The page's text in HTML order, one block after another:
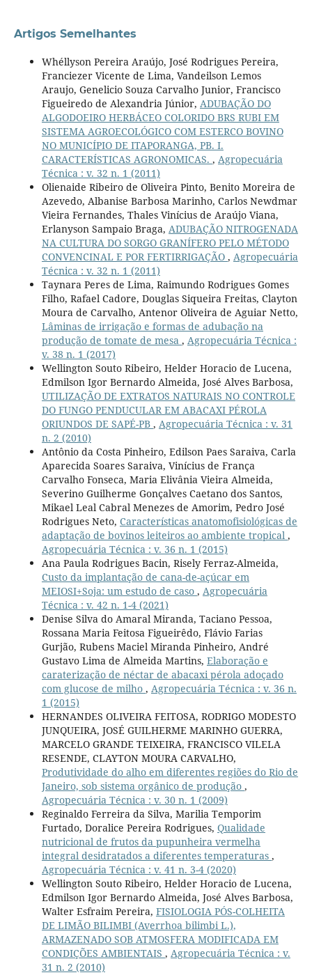
Artigos Semelhantes
Whéllyson Pereira Araújo, José Rodrigues Pereira,
Franciezer Vicente de Lima, Vandeilson Lemos
Araujo, Genelicio Souza Carvalho Junior, Francisco
Figueiredo de Alexandria Júnior, ADUBAÇÃO DO
ALGODOEIRO HERBÁCEO COLORIDO BRS RUBI EM
SISTEMA AGROECOLÓGICO COM ESTERCO BOVINO
NO MUNICÍPIO DE ITAPORANGA, PB. I.
CARACTERÍSTICAS AGRONOMICAS. , Agropecuária
Técnica : v. 32 n. 1 (2011)
Olienaide Ribeiro de Oliveira Pinto, Benito Moreira de
Azevedo, Albanise Barbosa Marinho, Carlos Newdmar
Vieira Fernandes, Thales Vinícius de Araújo Viana,
Erlanyson Sampaio Braga, ADUBAÇÃO NITROGENADA
NA CULTURA DO SORGO GRANÍFERO PELO MÉTODO
CONVENCINAL E POR FERTIRRIGAÇÃO , Agropecuária
Técnica : v. 32 n. 1 (2011)
Taynara Peres de Lima, Raimundo Rodrigues Gomes
Filho, Rafael Cadore, Douglas Siqueira Freitas, Clayton
Moura de Carvalho, Antenor Oliveira de Aguiar Netto,
Lâminas de irrigação e formas de adubação na
produção de tomate de mesa , Agropecuária Técnica :
v. 38 n. 1 (2017)
Wellington Souto Ribeiro, Helder Horacio de Lucena,
Edmilson Igor Bernardo Almeida, José Alves Barbosa,
UTILIZAÇÃO DE EXTRATOS NATURAIS NO CONTROLE
DO FUNGO PENDUCULAR EM ABACAXI PÉROLA
ORIUNDOS DE SAPÉ-PB , Agropecuária Técnica : v. 31
n. 2 (2010)
Antônio da Costa Pinheiro, Edilson Paes Saraiva, Carla
Aparecida Soares Saraiva, Vinícius de França
Carvalho Fonseca, Maria Elivânia Vieira Almeida,
Severino Guilherme Gonçalves Caetano dos Santos,
Mikael Leal Cabral Menezes de Amorim, Pedro José
Rodrigues Neto, Características anatomofisiológicas de
adaptação de bovinos leiteiros ao ambiente tropical ,
Agropecuária Técnica : v. 36 n. 1 (2015)
Ana Paula Rodrigues Bacin, Risely Ferraz-Almeida,
Custo da implantação de cana-de-açúcar em
MEIOSI+Soja: um estudo de caso , Agropecuária
Técnica : v. 42 n. 1-4 (2021)
Denise Silva do Amaral Miranda, Taciano Pessoa,
Rossana Maria Feitosa Figueirêdo, Flávio Farias
Gurjão, Rubens Maciel Miranda Pinheiro, André
Gustavo Lima de Almeida Martins, Elaboração e
caraterização de néctar de abacaxi pérola adoçado
com glucose de milho , Agropecuária Técnica : v. 36 n.
1 (2015)
HERNANDES OLIVEIRA FEITOSA, RODRIGO MODESTO
JUNQUEIRA, JOSÉ GUILHERME MARINHO GUERRA,
MARCELO GRANDE TEIXEIRA, FRANCISCO VILELA
RESENDE, CLAYTON MOURA CARVALHO,
Produtividade do alho em diferentes regiões do Rio de
Janeiro, sob sistema orgânico de produção ,
Agropecuária Técnica : v. 30 n. 1 (2009)
Reginaldo Ferreira da Silva, Marilia Temporim
Furtado, Doralice Pereira Rodrigues, Qualidade
nutricional de frutos da pupunheira vermelha
integral desidratados a diferentes temperaturas ,
Agropecuária Técnica : v. 41 n. 3-4 (2020)
Wellington Souto Ribeiro, Helder Horacio de Lucena,
Edmilson Igor Bernardo Almeida, José Alves Barbosa,
Walter Esfraim Pereira, FISIOLOGIA PÓS-COLHEITA
DE LIMÃO BILIMBI (Averrhoa bilimbi L.),
ARMAZENADO SOB ATMOSFERA MODIFICADA EM
CONDIÇÕES AMBIENTAIS , Agropecuária Técnica : v.
31 n. 2 (2010)